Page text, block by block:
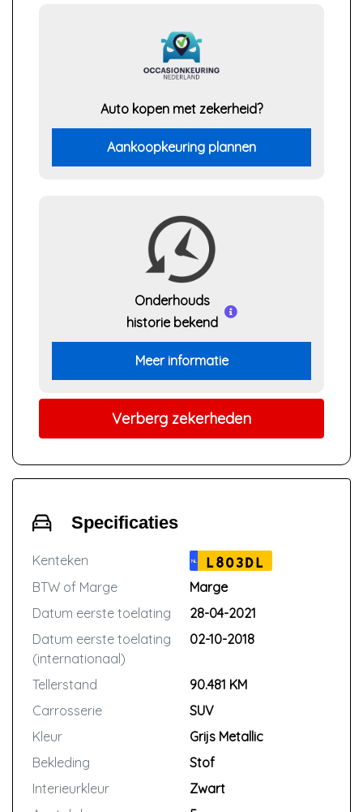
Auto kopen met zekerheid?
Aankoopkeuring plannen
Onderhouds
historie bekend
Meer informatie
Verberg zekerheden
Specificaties
Kenteken NL
L803DL
BTW of Marge
Marge
Datum eerste toelating
28-04-2021
Datum eerste toelating
(internationaal)
02-10-2018
Tellerstand
90.481 KM
Carrosserie
SUV
Kleur
Grijs Metallic
Bekleding
Stof
Interieurkleur
Zwart